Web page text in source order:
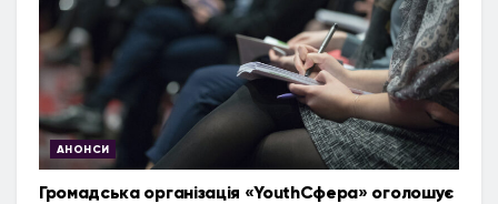
АНОНСИ
Громадська організація «YouthСфера» оголошує